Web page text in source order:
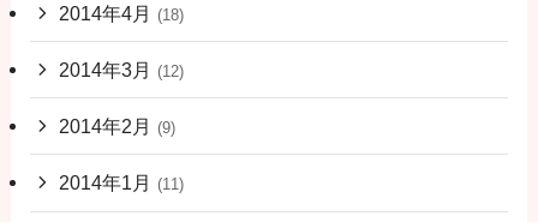
2014年4月 (18)
2014年3月 (12)
2014年2月 (9)
2014年1月 (11)